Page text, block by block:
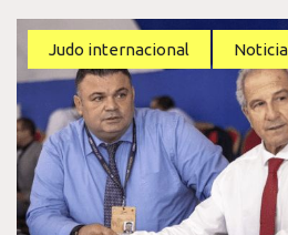
Judo internacional